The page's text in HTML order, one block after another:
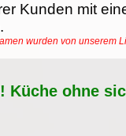
Kunden mit
wurden von unserem
Küche ohne